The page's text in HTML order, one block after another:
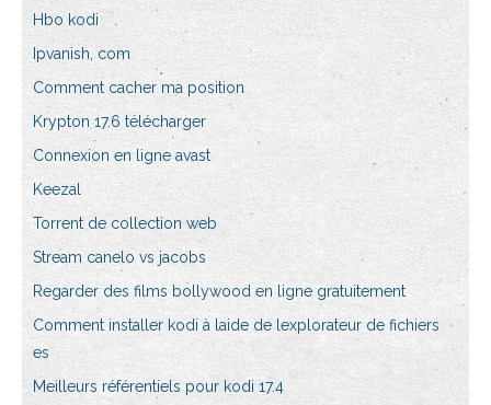
Hbo kodi
Ipvanish, com
Comment cacher ma position
Krypton 17.6 télécharger
Connexion en ligne avast
Keezal
Torrent de collection web
Stream canelo vs jacobs
Regarder des films bollywood en ligne gratuitement
Comment installer kodi à laide de lexplorateur de fichiers
es
Meilleurs référentiels pour kodi 17.4